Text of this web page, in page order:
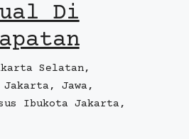
Di
Selatan,
Jakarta, Jawa,
Ibukota Jakarta,